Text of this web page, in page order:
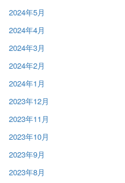
2024年5月
2024年4月
2024年3月
2024年2月
2024年1月
2023年12月
2023年11月
2023年10月
2023年9月
2023年8月